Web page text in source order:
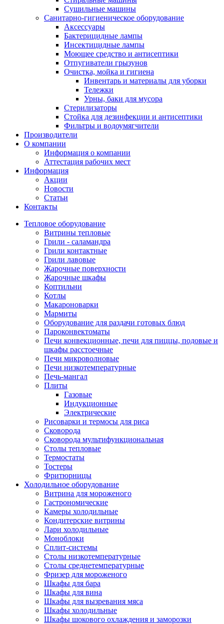
Сушильные машины
Санитарно-гигиеническое оборудование
Аксессуары
Бактерицидные лампы
Инсектицидные лампы
Моющее средство и антисептики
Отпугиватели грызунов
Очистка, мойка и гигиена
Инвентарь и материалы для уборки
Тележки
Урны, баки для мусора
Стерилизаторы
Стойка для дезинфекции и антисептики
Фильтры и водоумягчители
Производители
О компании
Информация о компании
Аттестация рабочих мест
Информация
Акции
Новости
Статьи
Контакты
Тепловое оборудование
Витрины тепловые
Грили - саламандра
Грили контактные
Грили лавовые
Жарочные поверхности
Жарочные шкафы
Коптильни
Котлы
Макароноварки
Мармиты
Оборудование для раздачи готовых блюд
Пароконвектоматы
Печи конвекционные, печи для пиццы, подовые и
шкафы расстоечные
Печи микроволновые
Печи низкотемпературные
Печь-мангал
Плиты
Газовые
Индукционные
Электрические
Рисоварки и термосы для риса
Сковорода
Сковорода мультифункциональная
Столы тепловые
Термостаты
Тостеры
Фритюрницы
Холодильное оборудование
Витрина для мороженого
Гастрономические
Камеры холодильные
Кондитерские витрины
Лари холодильные
Моноблоки
Сплит-системы
Столы низкотемпературные
Столы среднетемпературные
Фризер для мороженого
Шкафы для бара
Шкафы для вина
Шкафы для вызревания мяса
Шкафы холодильные
Шкафы шокового охлаждения и заморозки